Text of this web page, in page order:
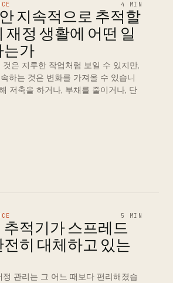
4 MIN
지속적으로 추적할
재정 생활에 어떤 일
는가
은 지루한 작업처럼 보일 수 있지만,
하는 것은 변화를 가져올 수 있습니
저축을 하거나, 부채를 줄이거나, 단
5 MIN
추적기가 스프레드
히 대체하고 있는
정 관리는 그 어느 때보다 편리해졌습